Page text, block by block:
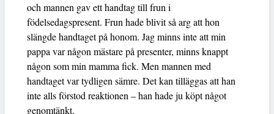
och mannen gav ett handtag till frun i
födelsedagspresent. Frun hade blivit så arg att hon
slängde handtaget på honom. Jag minns inte att min
pappa var någon mästare på presenter, minns knappt
någon som min mamma fick. Men mannen med
handtaget var tydligen sämre. Det kan tilläggas att han
inte alls förstod reaktionen – han hade ju köpt något
genomtänkt.